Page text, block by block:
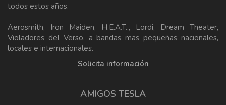
todos estos años.
Aerosmith, Iron Maiden, H.E.A.T.., Lordi, Dream Theater,
Violadores del Verso, a bandas mas pequeñas nacionales,
locales e internacionales.
Solicita información
AMIGOS TESLA